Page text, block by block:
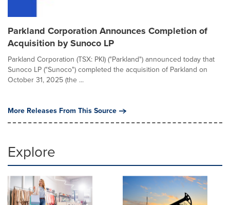
Parkland Corporation Announces Completion of
Acquisition by Sunoco LP
Parkland Corporation (TSX: PKI) ("Parkland") announced today that
Sunoco LP ("Sunoco") completed the acquisition of Parkland on
October 31, 2025 (the ...
More Releases From This Source
Explore